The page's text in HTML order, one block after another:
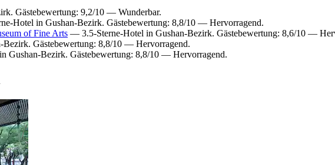
Gästebewertung: 9,2/10 — Wunderbar.
Hotel in Gushan-Bezirk. Gästebewertung: 8,8/10 — Hervorragend.
of Fine Arts — 3.5-Sterne-Hotel in Gushan-Bezirk. Gästebewertung: 8,6/10 —
Gästebewertung: 8,8/10 — Hervorragend.
Gushan-Bezirk. Gästebewertung: 8,8/10 — Hervorragend.